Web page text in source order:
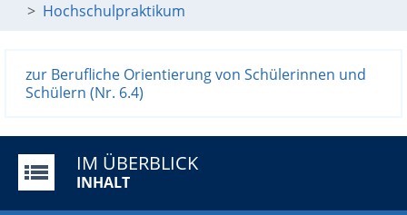
Hochschulpraktikum
zur Berufliche Orientierung von Schülerinnen und
Schülern (Nr. 6.4)
IM ÜBERBLICK
INHALT